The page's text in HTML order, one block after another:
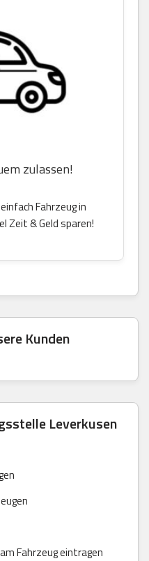
zulassen!
Fahrzeug in
Zeit & Geld sparen!
Kunden
Leverkusen
Fahrzeug eintragen